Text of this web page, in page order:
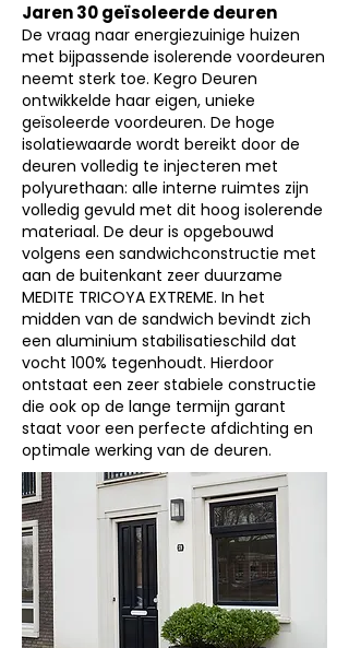
Jaren 30 geïsoleerde deuren
De vraag naar energiezuinige huizen
met bijpassende isolerende voordeuren
neemt sterk toe. Kegro Deuren
ontwikkelde haar eigen, unieke
geïsoleerde voordeuren. De hoge
isolatiewaarde wordt bereikt door de
deuren volledig te injecteren met
polyurethaan: alle interne ruimtes zijn
volledig gevuld met dit hoog isolerende
materiaal. De deur is opgebouwd
volgens een sandwichconstructie met
aan de buitenkant zeer duurzame
MEDITE TRICOYA EXTREME. In het
midden van de sandwich bevindt zich
een aluminium stabilisatieschild dat
vocht 100% tegenhoudt. Hierdoor
ontstaat een zeer stabiele constructie
die ook op de lange termijn garant
staat voor een perfecte afdichting en
optimale werking van de deuren.